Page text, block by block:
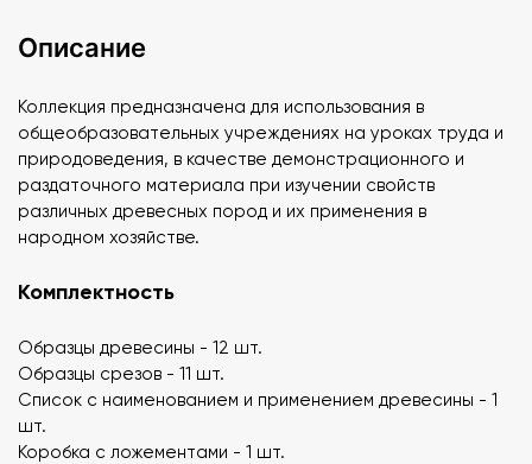
Описание
Коллекция предназначена для использования в
общеобразовательных учреждениях на уроках труда и
природоведения, в качестве демонстрационного и
раздаточного материала при изучении свойств
различных древесных пород и их применения в
народном хозяйстве.
Комплектность
Образцы древесины - 12 шт.
Образцы срезов - 11 шт.
Список с наименованием и применением древесины - 1
шт.
Коробка с ложементами - 1 шт.